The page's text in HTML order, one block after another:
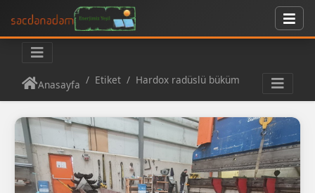
Anasayfa Etiket Hardox radüslü büküm